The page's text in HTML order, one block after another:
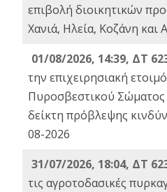
επιβολή διοικητικών
Χανιά, Ηλεία, Κοζάνη και
01/08/2026, 14:39, ΔΤ
την επιχειρησιακή
Πυροσβεστικού
δείκτη πρόβλεψης
08-2026
31/07/2026, 18:04, ΔΤ
τις αγροτοδασικές